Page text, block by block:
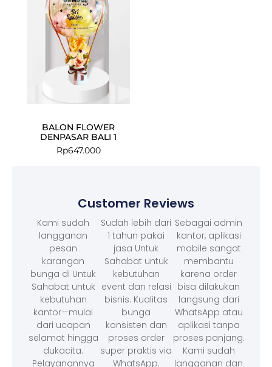
BALON FLOWER
DENPASAR BALI 1
Rp647.000
Customer Reviews
Kami sudah
langganan
pesan
karangan
bunga di Untuk
Sahabat untuk
kebutuhan
kantor—mulai
dari ucapan
selamat hingga
dukacita.
Pelayanannya
Sudah lebih dari
1 tahun pakai
jasa Untuk
Sahabat untuk
kebutuhan
event dan relasi
bisnis. Kualitas
bunga
konsisten dan
proses order
super praktis via
WhatsApp.
Sebagai admin
kantor, aplikasi
mobile sangat
membantu
karena order
bisa dilakukan
langsung dari
WhatsApp atau
aplikasi tanpa
proses panjang.
Kami sudah
langganan dan